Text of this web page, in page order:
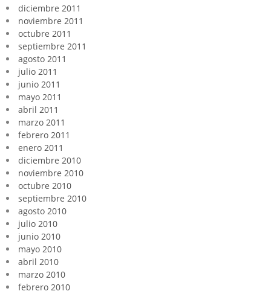
diciembre 2011
noviembre 2011
octubre 2011
septiembre 2011
agosto 2011
julio 2011
junio 2011
mayo 2011
abril 2011
marzo 2011
febrero 2011
enero 2011
diciembre 2010
noviembre 2010
octubre 2010
septiembre 2010
agosto 2010
julio 2010
junio 2010
mayo 2010
abril 2010
marzo 2010
febrero 2010